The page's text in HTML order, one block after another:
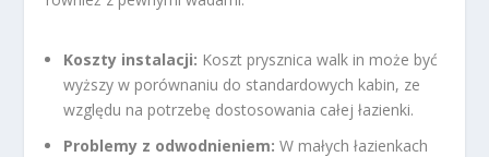
Koszty instalacji: Koszt prysznica walk in może być
wyższy w porównaniu do standardowych kabin, ze
względu na potrzebę dostosowania całej łazienki.
Problemy z odwodnieniem: W małych łazienkach